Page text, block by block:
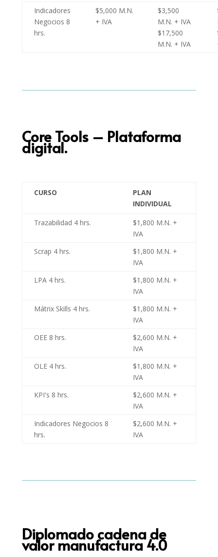
Indicadores
Negocios 8
hrs.
$5,000 M.N.
+ IVA
$3,500
M.N. + IVA
$17,500
M.N. + IVA
Core Tools – Plataforma
digital.
CURSO
PLAN
INDIVIDUAL
Trazabilidad 4 hrs.
$1,800 M.N. +
IVA
Scrap 4 hrs.
$1,800 M.N. +
IVA
LPA 4 hrs.
$1,800 M.N. +
IVA
Mátrix Skills 4 hrs.
$1,800 M.N. +
IVA
OEE 8 hrs.
$2,600 M.N. +
IVA
OLE 4 hrs.
$1,800 M.N. +
IVA
KPI's 8 hrs.
$2,600 M.N. +
IVA
Indicadores Negocios 8
hrs.
$2,600 M.N. +
IVA
Diplomado cadena de
valor manufactura 4.0